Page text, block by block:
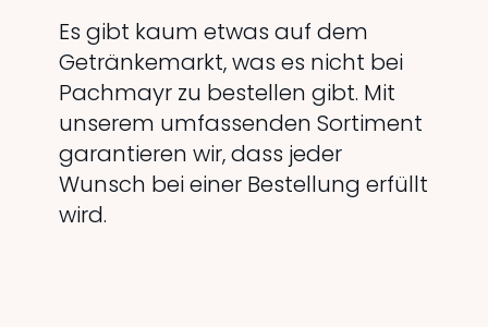
Es gibt kaum etwas auf dem
Getränkemarkt, was es nicht bei
Pachmayr zu bestellen gibt. Mit
unserem umfassenden Sortiment
garantieren wir, dass jeder
Wunsch bei einer Bestellung erfüllt
wird.